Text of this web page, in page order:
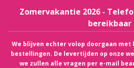
Zomervakantie 2026 -
bereikbaar
We blijven echter volop doorgaan met
bestellingen. De levertijden op onze
we zullen alle vragen per e-mail